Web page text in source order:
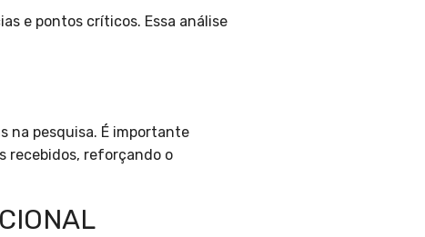
e pontos críticos. Essa análise
na pesquisa. É importante
recebidos, reforçando o